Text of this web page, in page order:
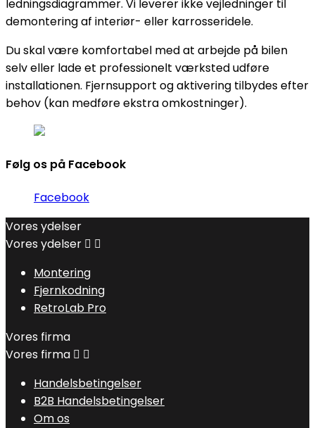
ledningsdiagrammer. Vi leverer ikke vejledninger til
demontering af interiør- eller karrosseridele.
Du skal være komfortabel med at arbejde på bilen
selv eller lade et professionelt værksted udføre
installationen. Fjernsupport og aktivering tilbydes efter
behov (kan medføre ekstra omkostninger).
Følg os på Facebook
Facebook
Vores ydelser
Vores ydelser  
Montering
Fjernkodning
RetroLab Pro
Vores firma
Vores firma  
Handelsbetingelser
B2B Handelsbetingelser
Om os